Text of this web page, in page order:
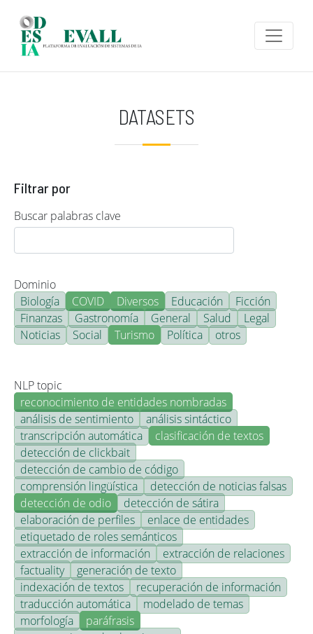
DATASETS
Filtrar por
Buscar palabras clave
Dominio
Biología
COVID Diversos Educación
Ficción
Finanzas
Gastronomía General Salud
Legal
Noticias
Social Turismo Política otros
NLP topic
reconocimiento de entidades nombradas
análisis de sentimiento
análisis sintáctico
transcripción automática
clasificación de textos
detección de clickbait
detección de cambio de código
comprensión lingüística
detección de noticias falsas
detección de odio
detección de sátira
elaboración de perfiles
enlace de entidades
etiquetado de roles semánticos
extracción de información
extracción de relaciones
factuality
generación de texto
indexación de textos
recuperación de información
traducción automática
modelado de temas
morfología
paráfrasis